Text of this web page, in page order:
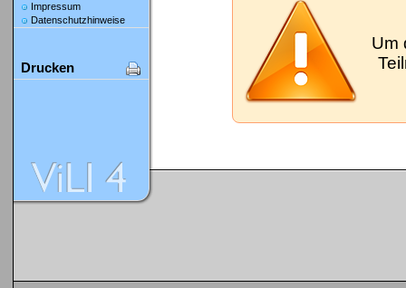
Impressum
Datenschutzhinweise
Drucken
Um